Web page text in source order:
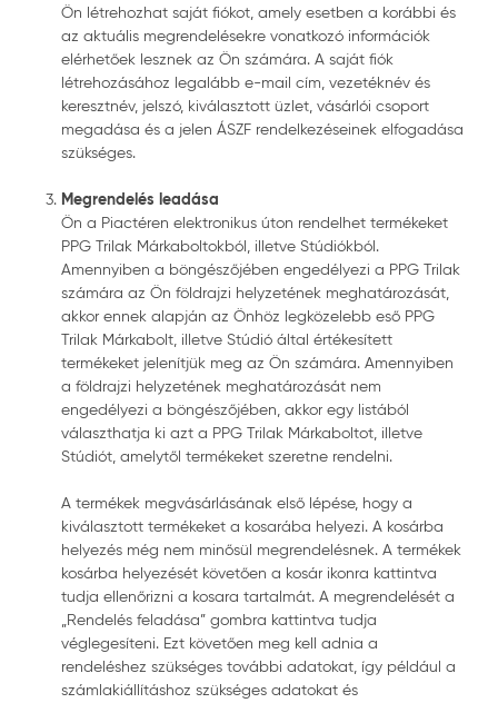
Ön létrehozhat saját fiókot, amely esetben a korábbi és
az aktuális megrendelésekre vonatkozó információk
elérhetőek lesznek az Ön számára. A saját fiók
létrehozásához legalább e-mail cím, vezetéknév és
keresztnév, jelszó, kiválasztott üzlet, vásárlói csoport
megadása és a jelen ÁSZF rendelkezéseinek elfogadása
szükséges.
Megrendelés leadása
Ön a Piactéren elektronikus úton rendelhet termékeket
PPG Trilak Márkaboltokból, illetve Stúdiókból.
Amennyiben a böngészőjében engedélyezi a PPG Trilak
számára az Ön földrajzi helyzetének meghatározását,
akkor ennek alapján az Önhöz legközelebb eső PPG
Trilak Márkabolt, illetve Stúdió által értékesített
termékeket jelenítjük meg az Ön számára. Amennyiben
a földrajzi helyzetének meghatározását nem
engedélyezi a böngészőjében, akkor egy listából
választhatja ki azt a PPG Trilak Márkaboltot, illetve
Stúdiót, amelytől termékeket szeretne rendelni.
A termékek megvásárlásának első lépése, hogy a
kiválasztott termékeket a kosarába helyezi. A kosárba
helyezés még nem minősül megrendelésnek. A termékek
kosárba helyezését követően a kosár ikonra kattintva
tudja ellenőrizni a kosara tartalmát. A megrendelését a
„Rendelés feladása” gombra kattintva tudja
véglegesíteni. Ezt követően meg kell adnia a
rendeléshez szükséges további adatokat, így például a
számlakiállításhoz szükséges adatokat és